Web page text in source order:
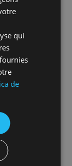
et sortir.
ou harnais –
aux grumes
dans votre
de plongée
balayer
grottes
sur ce qui
clarté
existe
les plus
qui
de